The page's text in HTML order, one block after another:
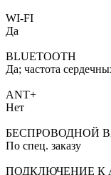
WI-FI
Да
BLUETOOTH
Да; частота
ANT+
Нет
БЕСПРОВОДНОЙ
По спец. заказу
ПОДКЛЮЧЕНИЕ К